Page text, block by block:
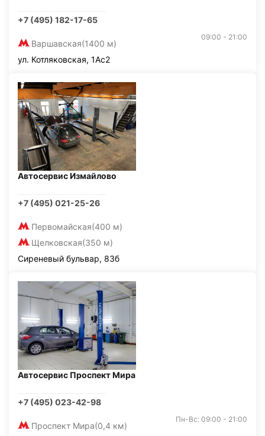
+7 (495) 182-17-65
Варшавская(1400 м)
09:00 - 21:00
ул. Котляковская, 1Ас2
Автосервис Измайлово
+7 (495) 021-25-26
Первомайская(400 м)
Щелковская(350 м)
Сиреневый бульвар, 83б
Автосервис Проспект Мира
+7 (495) 023-42-98
Проспект Мира(0,4 км)
Пн-Вс: 09:00 - 21:00